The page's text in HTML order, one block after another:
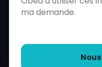
ma demande.